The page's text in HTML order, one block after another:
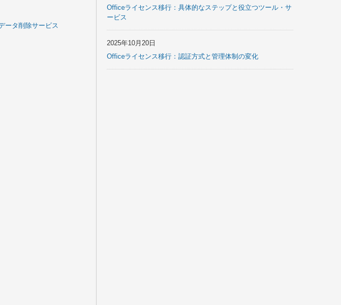
ータ削除サービス
Officeライセンス移行：具体的なステップと役立つツール・サ
ービス
2025年10月20日
Officeライセンス移行：認証方式と管理体制の変化